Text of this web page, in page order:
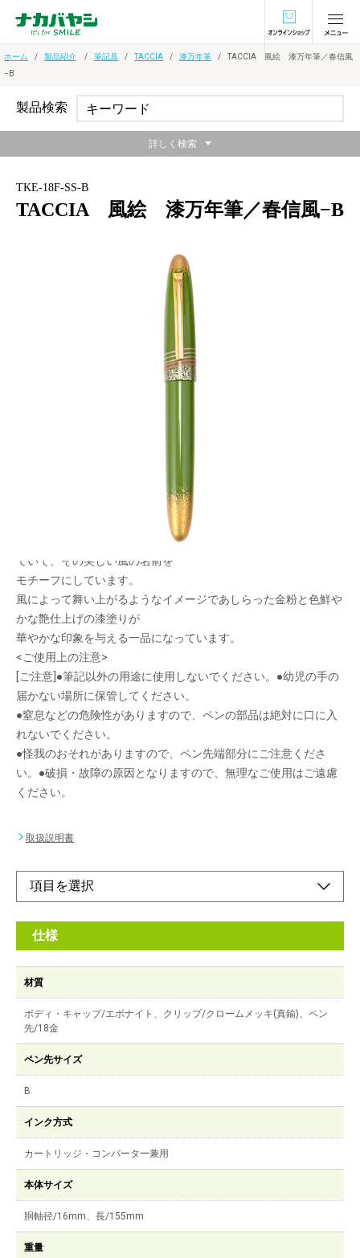
オンラインショ
ホーム 製品紹介 筆記具 TACCIA 漆万年筆
TACCIA 風絵 漆万年筆／春信風
−B
TKE-18F-SS-B
TACCIA 風絵 漆万年筆／春信風−B
日本の風を描いた万年筆
風絵は風が流れる姿を縞模様で表現し、漆塗りで一本一本美しく
日本には古来から四季や時間帯によって吹く風に名前がつけられ
ていて、その美しい風の名前を
モチーフにしています。
風によって舞い上がるようなイメージであしらった金粉と色鮮や
かな艶仕上げの漆塗りが
華やかな印象を与える一品になっています。
<ご使用上の注意>
[ご注意]●筆記以外の用途に使用しないでください。●幼児の手の
届かない場所に保管してください。
●窒息などの危険性がありますので、ペンの部品は絶対に口に入
れないでください。
●怪我のおそれがありますので、ペン先端部分にご注意くださ
い。●破損・故障の原因となりますので、無理なご使用はご遠慮
ください。
取扱説明書
仕様
材質
ボディ・キャップ/エボナイト、クリップ/クロームメッキ(真鍮)、ペン
先/18金
ペン先サイズ
B
インク方式
カートリッジ・コンバーター兼用
本体サイズ
胴軸径/16mm、長/155mm
重量
製品検索
詳しく検索